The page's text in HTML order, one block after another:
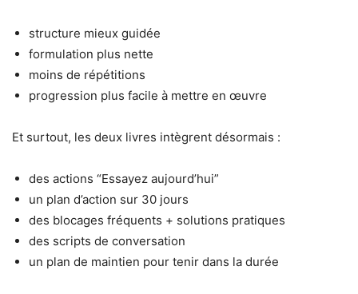
structure mieux guidée
formulation plus nette
moins de répétitions
progression plus facile à mettre en œuvre
Et surtout, les deux livres intègrent désormais :
des actions “Essayez aujourd’hui”
un plan d’action sur 30 jours
des blocages fréquents + solutions pratiques
des scripts de conversation
un plan de maintien pour tenir dans la durée